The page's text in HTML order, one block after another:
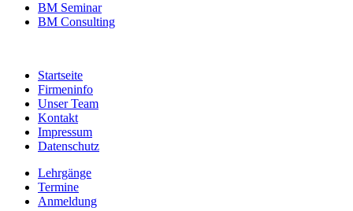
BM Seminar
BM Consulting
Startseite
Firmeninfo
Unser Team
Kontakt
Impressum
Datenschutz
Lehrgänge
Termine
Anmeldung